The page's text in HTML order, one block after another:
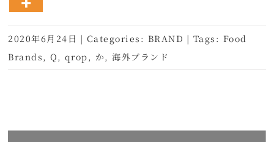
2020年6月24日 | Categories: BRAND | Tags: Food
Brands ,Q , qrop , か ,海外ブランド